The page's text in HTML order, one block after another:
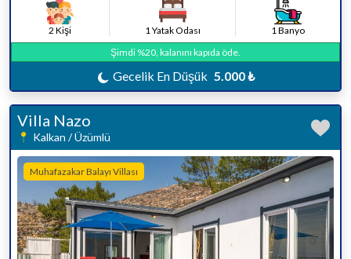
2 Kişi 1 Yatak Odası
1 Banyo
Şimdi %20, kalanını kapıda öde.
Gecelik En Düşük 5.000 ₺
Villa Nazo
Kalkan / Üzümlü
Muhafazakar Balayı Villası